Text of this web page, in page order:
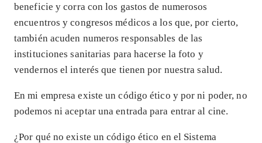
beneficie y corra con los gastos de numerosos
encuentros y congresos médicos a los que, por cierto,
también acuden numeros responsables de las
instituciones sanitarias para hacerse la foto y
vendernos el interés que tienen por nuestra salud.
En mi empresa existe un código ético y por ni poder, no
podemos ni aceptar una entrada para entrar al cine.
¿Por qué no existe un código ético en el Sistema